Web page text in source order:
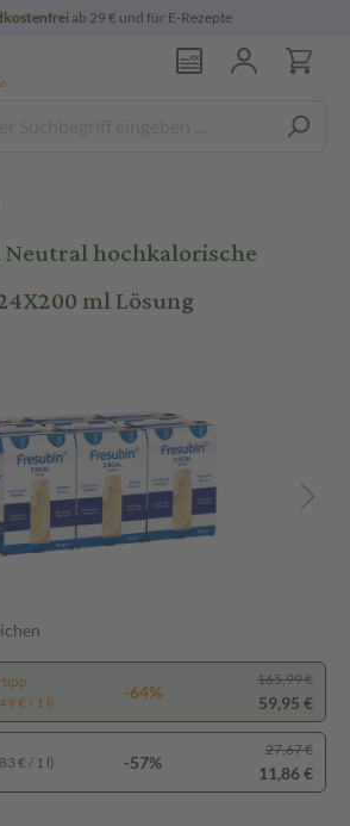
ab 29 € und für E-Rezepte
hochkalorische
ml Lösung
€ / 1 l)
-64%
165,99 €
59,95 €
€ / 1 l) -57%
27,67 €
11,86 €